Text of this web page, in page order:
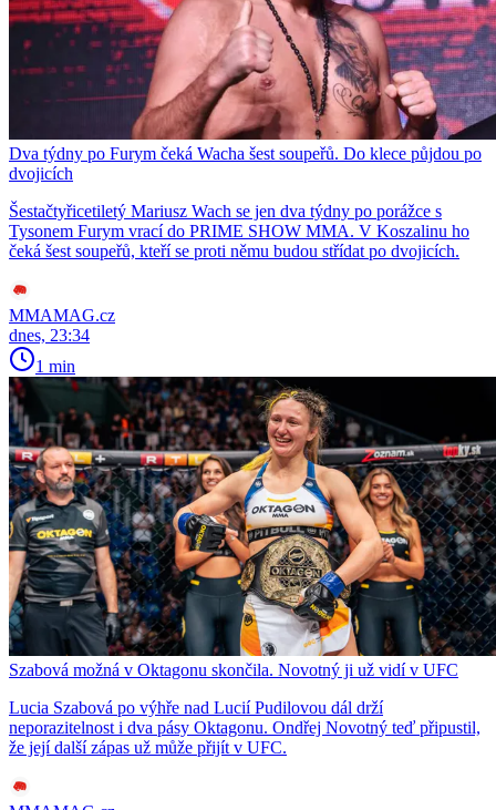
Dva týdny po Furym čeká Wacha šest soupeřů. Do klece půjdou po
dvojicích
Šestačtyřicetiletý Mariusz Wach se jen dva týdny po porážce s
Tysonem Furym vrací do PRIME SHOW MMA. V Koszalinu ho
čeká šest soupeřů, kteří se proti němu budou střídat po dvojicích.
MMAMAG.cz
dnes, 23:34
1 min
Szabová možná v Oktagonu skončila. Novotný ji už vidí v UFC
Lucia Szabová po výhře nad Lucií Pudilovou dál drží
neporazitelnost i dva pásy Oktagonu. Ondřej Novotný teď připustil,
že její další zápas už může přijít v UFC.